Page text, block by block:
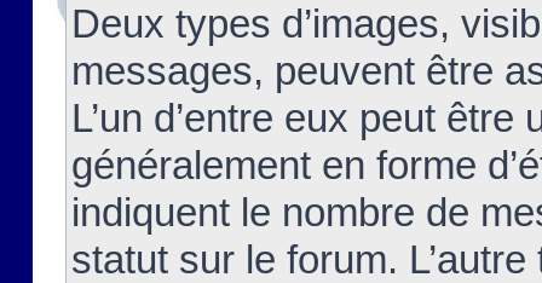
Deux types d’images,
messages, peuvent être
L’un d’entre eux peut
généralement en forme
indiquent le nombre de
statut sur le forum.